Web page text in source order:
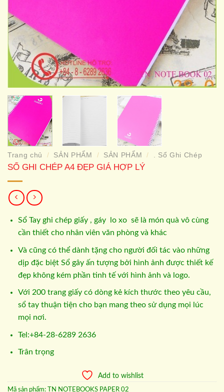
Trang chủ / SẢN PHẨM / SẢN PHẨM / . Sổ Ghi Chép
SỔ GHI CHÉP A4 ĐẸP GIÁ HỢP LÝ
Sổ Tay ghi chép giấy , gáy lo xo sẽ là món quà vô cùng
cần thiết cho nhân viên văn phòng và khác
Và cũng có thể dành tặng cho người đối tác vào những
dịp đặc biệt Sổ gây ấn tượng bởi hình ảnh được thiết kế
đẹp không kém phần tinh tế với hình ảnh và logo.
Với 200 trang giấy có dòng kẻ kích thước theo yêu cầu,
sổ tay thuận tiện cho bạn mang theo sử dụng mọi lúc
mọi nơi.
Tel:+84-28-6289 2636
Trân trọng
Add to wishlist
Mã sản phẩm: TN NOTEBOOKS PAPER 02